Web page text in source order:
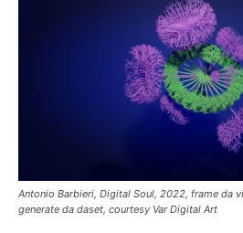
Antonio Barbieri, Digital Soul, 2022, frame da
generate da daset, courtesy Var Digital Art